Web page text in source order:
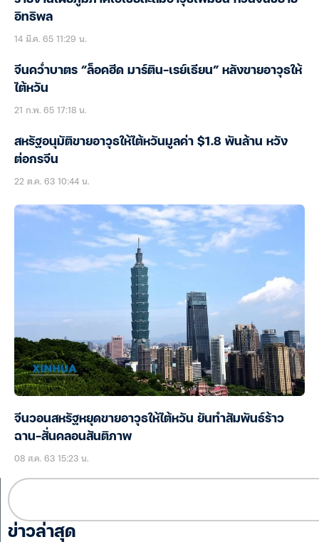
อิทธิพล
14 มี.ค. 65 11:29 น.
จีนคว่ำบาตร “ล็อคฮีด มาร์ติน-เรย์เธียน” หลังขายอาวุธให้
ไต้หวัน
21 ก.พ. 65 17:18 น.
สหรัฐอนุมัติขายอาวุธให้ไต้หวันมูลค่า $1.8 พันล้าน หวัง
ต่อกรจีน
22 ต.ค. 63 10:44 น.
จีนวอนสหรัฐหยุดขายอาวุธให้ไต้หวัน ยันทำสัมพันธ์ร้าว
ฉาน-สั่นคลอนสันติภาพ
08 ส.ค. 63 15:23 น.
ข่าวล่าสุด